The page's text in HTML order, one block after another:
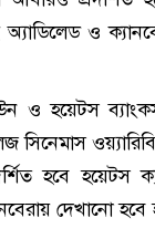
ও
ও হয়েটস
হবে হয়েটস
দেখানো